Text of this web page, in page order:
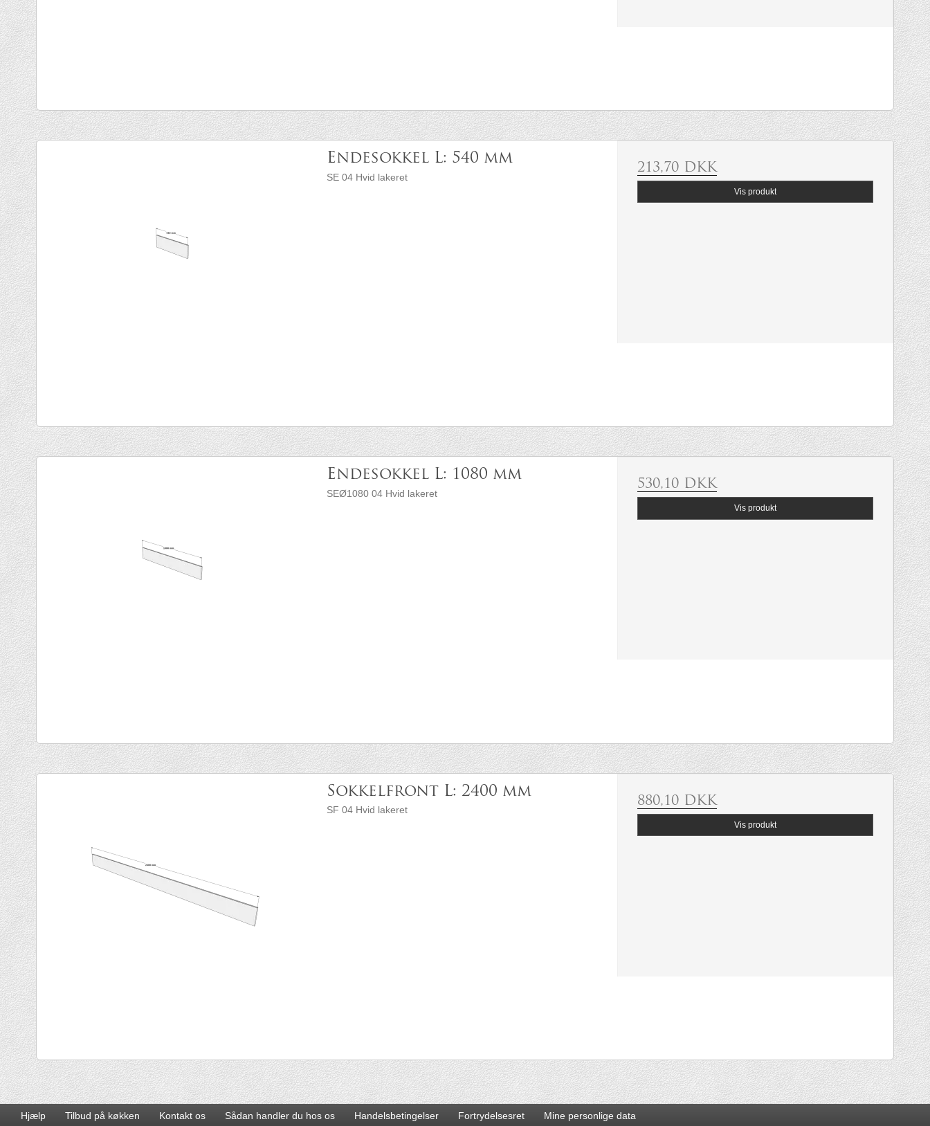
Endesokkel L: 540 mm
SE 04 Hvid lakeret
213,70 DKK
Vis produkt
Endesokkel L: 1080 mm
SEØ1080 04 Hvid lakeret
530,10 DKK
Vis produkt
Sokkelfront L: 2400 mm
SF 04 Hvid lakeret
880,10 DKK
Vis produkt
Hjælp Tilbud på køkken Kontakt os Sådan handler du hos os Handelsbetingelser Fortrydelsesret Mine personlige data